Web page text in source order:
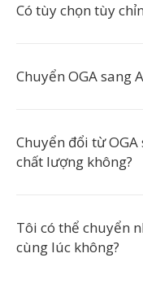
Có tùy chọn tùy
Chuyển OGA sang
Chuyển đổi từ
chất lượng không?
Tôi có thể chuyển
cùng lúc không?